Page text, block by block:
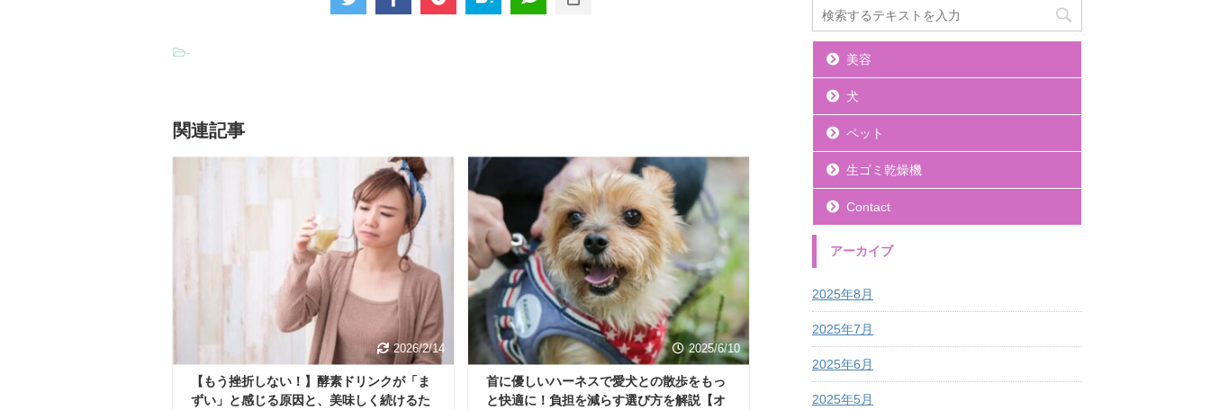
-
関連記事
2026/2/14
【もう挫折しない！】酵素ドリンクが「ま
ずい」と感じる原因と、美味しく続けるた
2025/6/10
首に優しいハーネスで愛犬との散歩をもっ
と快適に！負担を減らす選び方を解説【オ
美容
犬
ペット
生ゴミ乾燥機
Contact
アーカイブ
2025年8月
2025年7月
2025年6月
2025年5月